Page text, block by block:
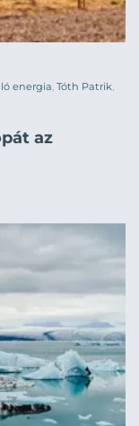
energia, Tóth Patrik,
az